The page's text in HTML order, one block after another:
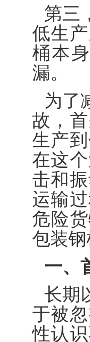
第三
低生
桶本
漏。
为了
故，
生产
在这
击和
运输
危险
包装
一、
长期
于被
性认